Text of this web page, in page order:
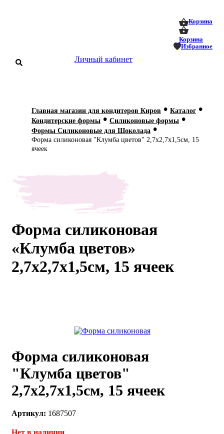
Корзина
Корзина
Избранное
Личный кабинет
Мастер-
классы
Главная магазин для кондитеров Киров • Каталог •
Кондитерские формы • Силиконовые формы •
Формы Силиконовые для Шоколада •
Форма силиконовая "Клумба цветов" 2,7х2,7х1,5см, 15
ячеек
Форма силиконовая
«Клумба цветов»
2,7х2,7х1,5см, 15 ячеек
Форма силиконовая
"Клумба цветов"
2,7х2,7х1,5см, 15 ячеек
Артикул: 1687507